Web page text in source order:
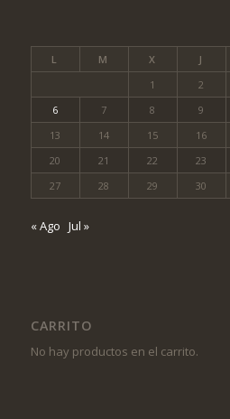
L M X J
1
2
6
7 8 9
13
14 15 16
20
21 22 23
27
28 29 30
« Ago Jul »
CARRITO
No hay productos en el carrito.